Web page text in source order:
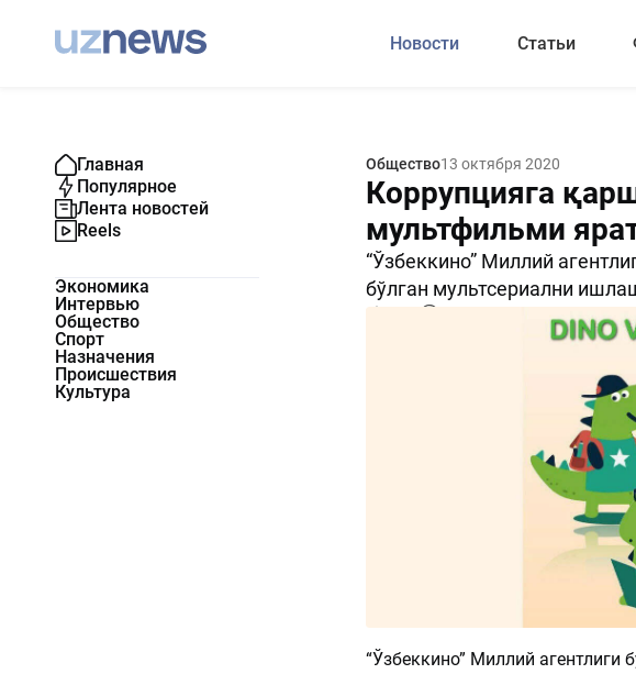
Новости Статьи
Главная
Популярное
Лента новостей
Reels
Экономика
Интервью
Общество
Спорт
Назначения
Происшествия
Культура
Общество13 октября 2020
Коррупцияга
мультфильми
“Ўзбеккино” Миллий
бўлган мультсериални
“Ўзбеккино” Миллий агентлиги